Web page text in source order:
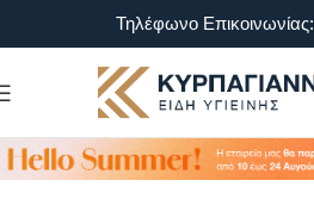
Τηλέφωνο Επικοινωνίας: